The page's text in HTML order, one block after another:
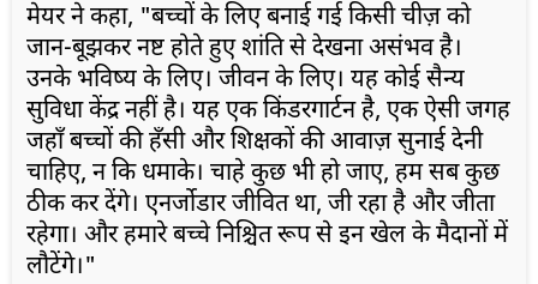
मेयर ने कहा, "बच्चों के लिए बनाई गई किसी चीज़ को
जान-बूझकर नष्ट होते हुए शांति से देखना असंभव है।
उनके भविष्य के लिए। जीवन के लिए। यह कोई सैन्य
सुविधा केंद्र नहीं है। यह एक किंडरगार्टन है, एक ऐसी जगह
जहाँ बच्चों की हँसी और शिक्षकों की आवाज़ सुनाई देनी
चाहिए, न कि धमाके। चाहे कुछ भी हो जाए, हम सब कुछ
ठीक कर देंगे। एनर्जोडार जीवित था, जी रहा है और जीता
रहेगा। और हमारे बच्चे निश्चित रूप से इन खेल के मैदानों में
लौटेंगे।"